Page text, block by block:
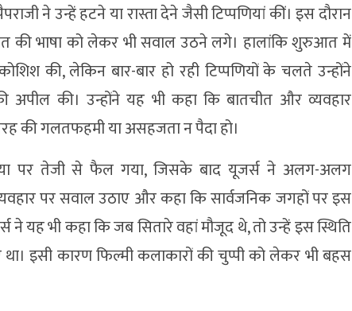
ने उन्हें हटने या रास्ता देने जैसी टिप्पणियां कीं। इस दौरान
की भाषा को लेकर भी सवाल उठने लगे। हालांकि शुरुआत में
की, लेकिन बार-बार हो रही टिप्पणियों के चलते उन्होंने
अपील की। उन्होंने यह भी कहा कि बातचीत और व्यवहार
की गलतफहमी या असहजता न पैदा हो।
पर तेजी से फैल गया, जिसके बाद यूजर्स ने अलग-अलग
पर सवाल उठाए और कहा कि सार्वजनिक जगहों पर इस
यह भी कहा कि जब सितारे वहां मौजूद थे, तो उन्हें इस स्थिति
इसी कारण फिल्मी कलाकारों की चुप्पी को लेकर भी बहस